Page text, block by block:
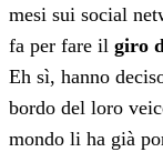
mesi sui social
fa per fare il giro
Eh sì, hanno
bordo del loro
mondo li ha già